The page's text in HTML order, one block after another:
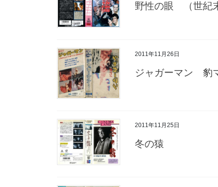
野性の眼 （世紀
2011年11月26日
ジャガーマン 豹
2011年11月25日
冬の猿